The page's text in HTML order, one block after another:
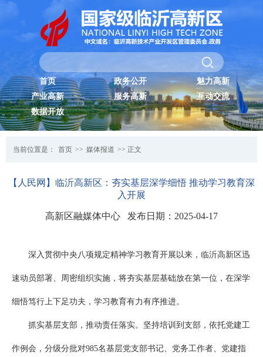
首页 政务公开
魅力高新
产业高新
服务高新
互动交流
数据开放
当前位置是： 首页 >> 媒体报道 >> 正文
【人民网】临沂高新区：夯实基层深学细悟 推动学习教育深
入开展
高新区融媒体中心 发布日期：2025-04-17
深入贯彻中央八项规定精神学习教育开展以来，临沂高新区迅
速动员部署、周密组织实施，将夯实基层基础放在第一位，在深学
细悟笃行上下足功夫，学习教育有力有序推进。
抓实基层支部，推动责任落实。坚持培训到支部，依托党建工
作例会，分级分批对985名基层党支部书记、党务工作者、党建指